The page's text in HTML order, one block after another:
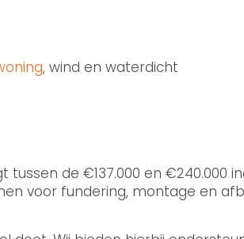
, wind en waterdicht
de €137.000 en €240.000
voor fundering, montage en